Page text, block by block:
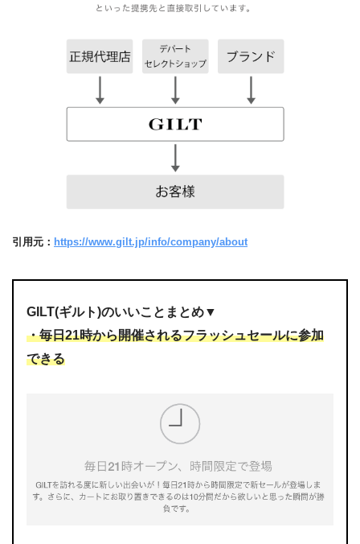
引用元： https://www.gilt.jp/info/company/about
GILT(ギルト)のいいことまとめ▼
・毎日21時から開催されるフラッシュセールに参加
できる